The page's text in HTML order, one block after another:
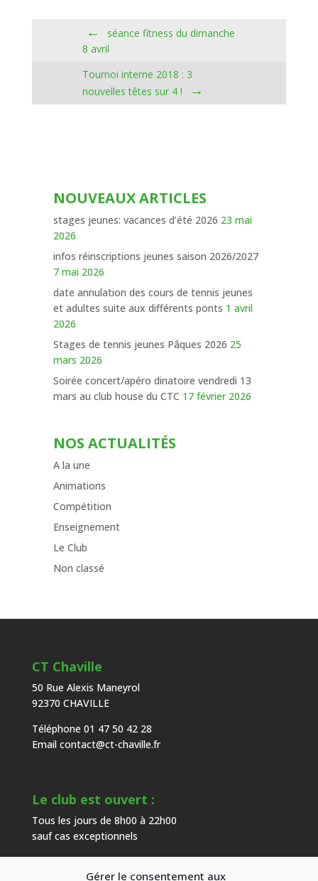
Gérer le consentement aux
←
séance fitness du dimanche
8 avril
Tournoi interne 2018 : 3
nouvelles têtes sur 4 !
→
NOUVEAUX ARTICLES
stages jeunes: vacances d’été 2026 23 mai
2026
infos réinscriptions jeunes saison 2026/2027
7 mai 2026
date annulation des cours de tennis jeunes
et adultes suite aux différents ponts 1 avril
2026
Stages de tennis jeunes Pâques 2026 25
mars 2026
Soirée concert/apéro dinatoire vendredi 13
mars au club house du CTC 17 février 2026
NOS ACTUALITÉS
A la une
Animations
Compétition
Enseignement
Le Club
Non classé
CT Chaville
50 Rue Alexis Maneyrol
92370 CHAVILLE
Téléphone 01 47 50 42 28
Email contact@ct-chaville.fr
Le club est ouvert :
Tous les jours de 8h00 à 22h00
sauf cas exceptionnels